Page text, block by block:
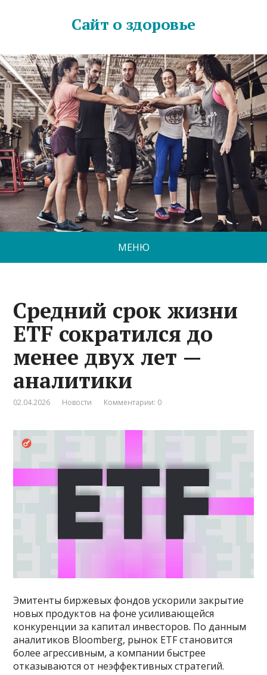
Сайт о здоровье
МЕНЮ
Средний срок жизни
ETF сократился до
менее двух лет —
аналитики
02.04.2026 Новости Комментарии: 0
Эмитенты биржевых фондов ускорили закрытие
новых продуктов на фоне усиливающейся
конкуренции за капитал инвесторов. По данным
аналитиков Bloomberg, рынок ETF становится
более агрессивным, а компании быстрее
отказываются от неэффективных стратегий.